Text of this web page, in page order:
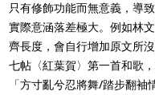
只有修飾功能而無意義，導
實際意涵落差極大。例如林
齊長度，會自行增加原文所
七帖〈紅葉賀〉第一首和歌
「方寸亂兮忍將舞/踏步翻袖